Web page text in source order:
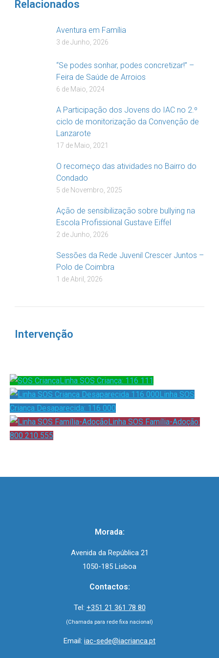
Relacionados
Aventura em Família
3 de Junho, 2026
“Se podes sonhar, podes concretizar!” –
Feira de Saúde de Arroios
6 de Maio, 2024
A Participação dos Jovens do IAC no 2.º
ciclo de monitorização da Convenção de
Lanzarote
17 de Maio, 2021
O recomeço das atividades no Bairro do
Condado
5 de Novembro, 2025
Ação de sensibilização sobre bullying na
Escola Profissional Gustave Eiffel
2 de Junho, 2026
Sessões da Rede Juvenil Crescer Juntos –
Polo de Coimbra
1 de Abril, 2026
Intervenção
Linha SOS Criança: 116 111
Linha SOS
Criança Desaparecida: 116 000
Linha SOS Família-Adoção:
800 210 555
Morada:
Avenida da República 21
1050-185 Lisboa
Contactos:
Tel: +351 21 361 78 80
(Chamada para rede fixa nacional)
Email: iac-sede@iacrianca.pt